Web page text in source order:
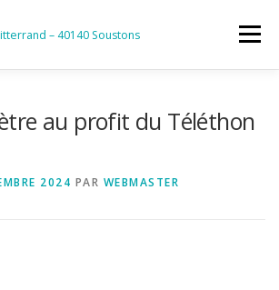
Menu
au profit du Téléthon
2024 PAR WEBMASTER